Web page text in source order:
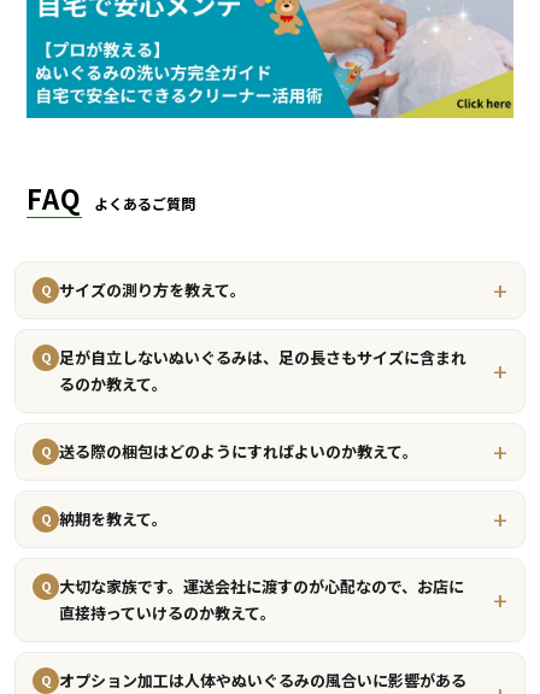
FAQ よくあるご質問
Q サイズの測り方を教えて。
Q 足が自立しないぬいぐるみは、足の長さもサイズに含まれ
るのか教えて。
Q 送る際の梱包はどのようにすればよいのか教えて。
Q 納期を教えて。
Q 大切な家族です。運送会社に渡すのが心配なので、お店に
直接持っていけるのか教えて。
Q オプション加工は人体やぬいぐるみの風合いに影響がある